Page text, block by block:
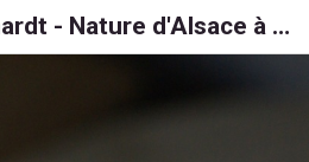
Paule & Michel Ehrhardt - Nature d'Alsace à 6, 8 et 1000 pattes